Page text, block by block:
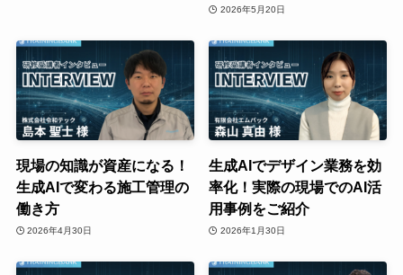
2026年5月20日
現場の知識が資産になる！
生成AIで変わる施工管理の
働き方
2026年4月30日
生成AIでデザイン業務を効
率化！実際の現場でのAI活
用事例をご紹介
2026年1月30日